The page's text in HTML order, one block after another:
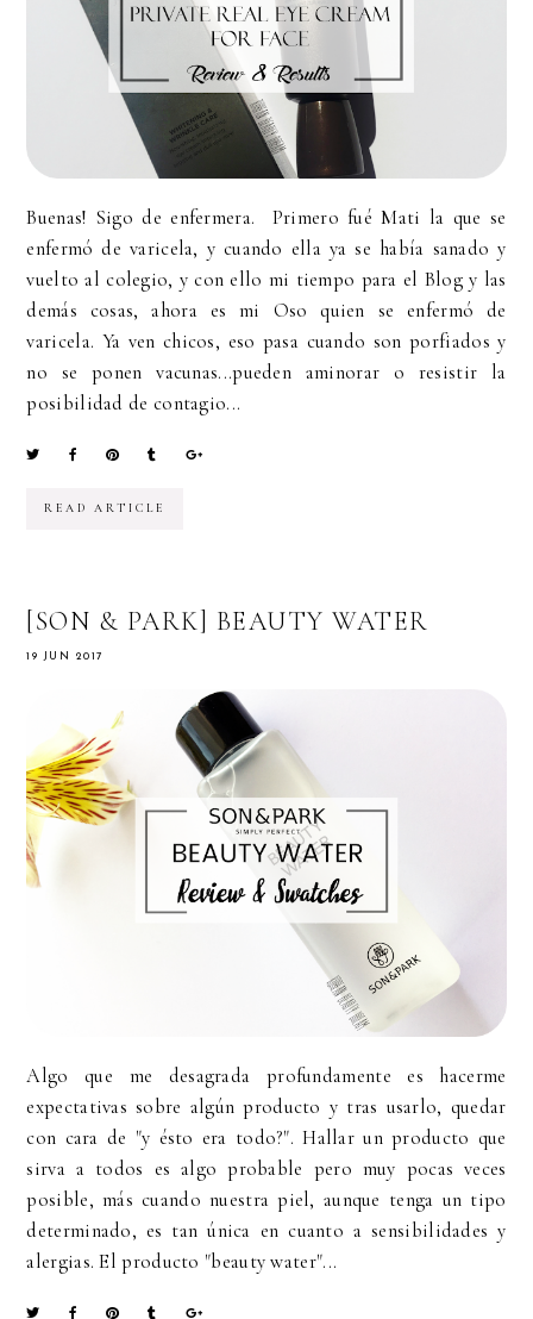
Buenas! Sigo de enfermera. Primero fué Mati la que se
enfermó de varicela, y cuando ella ya se había sanado y
vuelto al colegio, y con ello mi tiempo para el Blog y las
demás cosas, ahora es mi Oso quien se enfermó de
varicela. Ya ven chicos, eso pasa cuando son porfiados y
no se ponen vacunas...pueden aminorar o resistir la
posibilidad de contagio...
READ ARTICLE
[SON & PARK] BEAUTY WATER
19 JUN 2017
Algo que me desagrada profundamente es hacerme
expectativas sobre algún producto y tras usarlo, quedar
con cara de "y ésto era todo?". Hallar un producto que
sirva a todos es algo probable pero muy pocas veces
posible, más cuando nuestra piel, aunque tenga un tipo
determinado, es tan única en cuanto a sensibilidades y
alergias. El producto "beauty water"...